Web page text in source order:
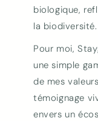
biologique,
la biodiversité.
Pour moi,
une simple
de mes
témoignage
envers un